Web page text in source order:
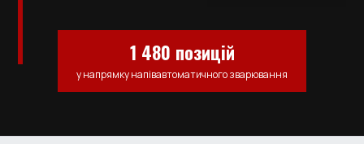
1 480 позицій
у напрямку напівавтоматичного зварювання